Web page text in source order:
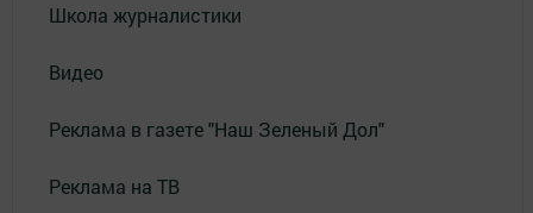
Школа журналистики
Видео
Реклама в газете "Наш Зеленый Дол"
Реклама на ТВ